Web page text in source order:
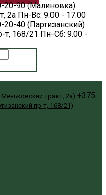
20-90 (Малиновка)
2а Пн-Вс: 9.00 - 17.00
20-40 (Партизанский)
т, 168/21 Пн-Сб: 9.00 -
тракт, 2а) +375
пр-т, 168/21)